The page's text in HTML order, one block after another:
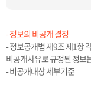
- 정보의 비공개 결정
- 정보공개법 제9조 제1항
비공개사유로 규정된 정보
- 비공개대상 세부기준